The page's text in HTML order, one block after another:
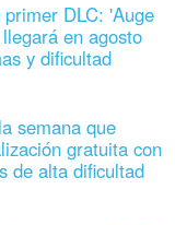
DLC: 'Auge
en agosto
y dificultad
semana que
gratuita con
de alta dificultad